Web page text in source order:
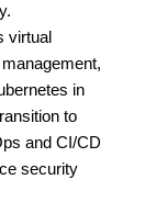
virtual
in
to
and CI/CD
security